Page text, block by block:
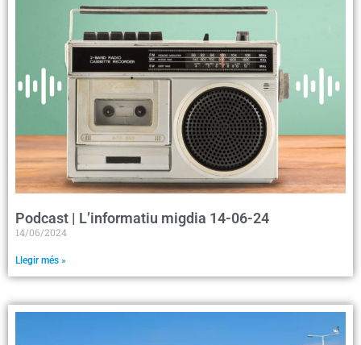
Podcast | L’informatiu migdia 14-06-24
14/06/2024
Llegir més »